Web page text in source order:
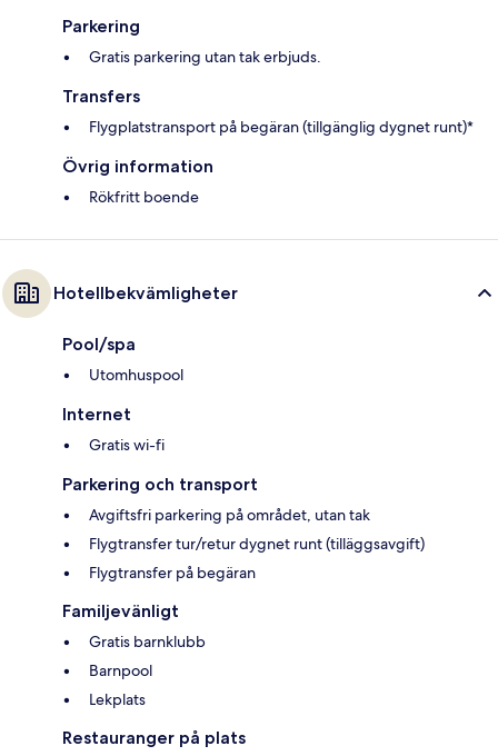
Parkering
Gratis parkering utan tak erbjuds.
Transfers
Flygplatstransport på begäran (tillgänglig dygnet runt)*
Övrig information
Rökfritt boende
Hotellbekvämligheter
Pool/spa
Utomhuspool
Internet
Gratis wi-fi
Parkering och transport
Avgiftsfri parkering på området, utan tak
Flygtransfer tur/retur dygnet runt (tilläggsavgift)
Flygtransfer på begäran
Familjevänligt
Gratis barnklubb
Barnpool
Lekplats
Restauranger på plats